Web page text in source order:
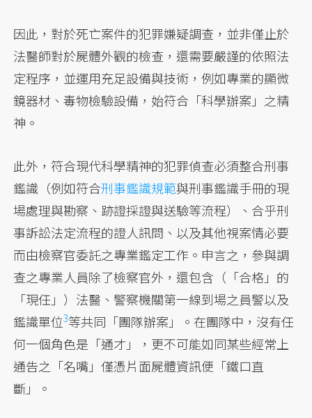
因此，對於死亡案件的犯罪嫌疑調查，並非僅止於
法醫師對於屍體外觀的檢查，還需要嚴謹的依照法
定程序，並運用充足設備與技術，例如專業的顯微
鏡器材、毒物檢驗設備，始符合「科學辦案」之精
神。
此外，符合現代科學精神的犯罪偵查必須整合刑事
鑑識（例如符合刑事鑑識規範與刑事鑑識手冊的現
場處理與勘察、跡證採證與送驗等流程）、合乎刑
事訴訟法定流程的證人訊問、以及其他視案情必要
而由檢察官委託之專業鑑定工作。申言之，參與調
查之專業人員除了檢察官外，還包含（「合格」的
「現任」）法醫、警察機關第一線到場之員警以及
鑑識單位3等共同「團隊辦案」。在團隊中，沒有任
何一個角色是「通才」，更不可能如同某些經常上
通告之「名嘴」僅憑片面屍體資訊便「鐵口直
斷」。